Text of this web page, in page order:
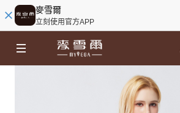
麥雪爾
立刻使用官方APP